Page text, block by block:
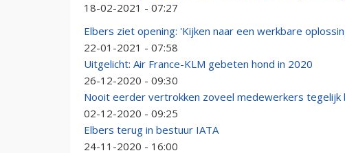
18-02-2021 - 07:27
Elbers ziet opening: 'Kijken naar een werkbare
22-01-2021 - 07:58
Uitgelicht: Air France-KLM gebeten hond in 2020
26-12-2020 - 09:30
Nooit eerder vertrokken zoveel medewerkers tegelijk
02-12-2020 - 09:25
Elbers terug in bestuur IATA
24-11-2020 - 16:00